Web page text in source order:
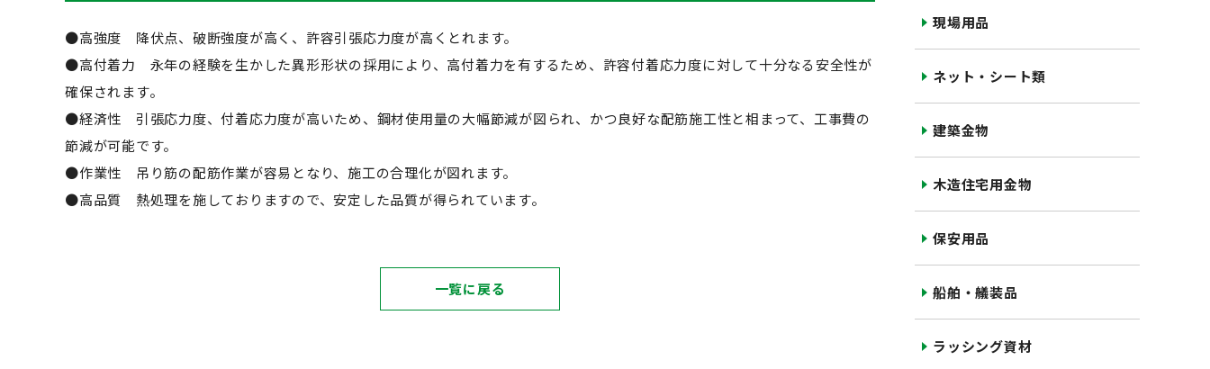
●高強度 降伏点、破断強度が高く、許容引張応力度が高くとれます。
●高付着力 永年の経験を生かした異形形状の採用により、高付着力を有するため、許容付着応力度に対して十分なる安全性が
確保されます。
●経済性 引張応力度、付着応力度が高いため、鋼材使用量の大幅節減が図られ、かつ良好な配筋施工性と相まって、工事費の
節減が可能です。
●作業性 吊り筋の配筋作業が容易となり、施工の合理化が図れます。
●高品質 熱処理を施しておりますので、安定した品質が得られています。
一覧に戻る
現場用品
ネット・シート類
建築金物
木造住宅用金物
保安用品
船舶・艤装品
ラッシング資材